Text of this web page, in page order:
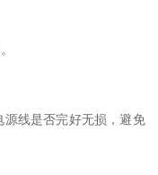
线是否完好无损，避免